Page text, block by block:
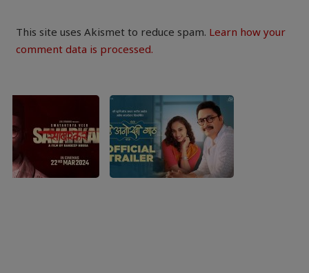
This site uses Akismet to reduce spam. Learn how your
comment data is processed.